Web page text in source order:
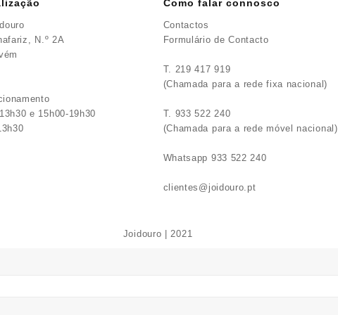
N.º 2A
e 15h00-19h30
Como falar connosco
Contactos
Formulário de Contacto
T. 219 417 919
(Chamada para a rede fixa nacional)
T. 933 522 240
(Chamada para a rede móvel nacional)
Whatsapp 933 522 240
clientes@joidouro.pt
Joidouro | 2021